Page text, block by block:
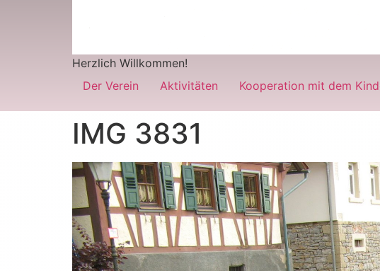
Herzlich Willkommen!
Der Verein
Aktivitäten Kooperation mit dem
IMG 3831